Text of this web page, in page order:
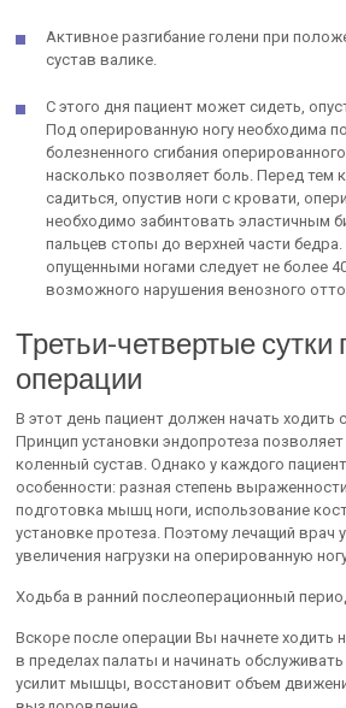
Активное разгибание голени при
сустав валике.
С этого дня пациент может сидеть,
Под оперированную ногу необходима
болезненного сгибания
насколько позволяет боль. Перед тем
садиться, опустив ноги с кровати,
необходимо забинтовать эластичным
пальцев стопы до верхней части
опущенными ногами следует не более
возможного нарушения венозного
Третьи-четвертые сутки
операции
В этот день пациент должен начать
Принцип установки эндопротеза позволяет
коленный сустав. Однако у каждого
особенности: разная степень
подготовка мышц ноги, использование
установке протеза. Поэтому лечащий врач
увеличения нагрузки на оперированную
Ходьба в ранний послеоперационный
Вскоре после операции Вы начнете ходить
в пределах палаты и начинать обслуживать
усилит мышцы, восстановит объем